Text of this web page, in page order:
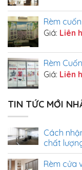
Rèm
Giá: Liên
Rèm
Giá: Liên
TIN TỨC MỚI
Cách
chất
Rèm cửa